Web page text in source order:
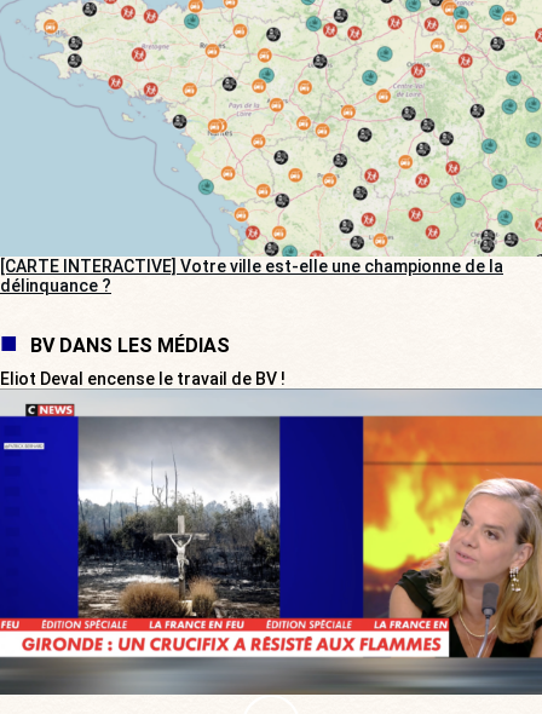
[CARTE INTERACTIVE] Votre ville est-elle une championne de la
délinquance ?
BV DANS LES MÉDIAS
Eliot Deval encense le travail de BV !